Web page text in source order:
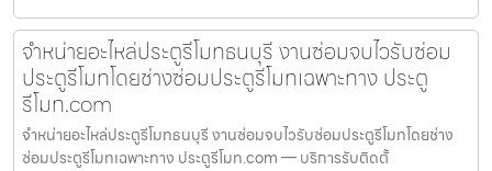
จำหน่ายอะไหล่ประตูรีโมทธนบุรี งานซ่อมจบไวรับซ่อม
ประตูรีโมทโดยช่างซ่อมประตูรีโมทเฉพาะทาง ประตู
รีโมท.com
จำหน่ายอะไหล่ประตูรีโมทธนบุรี งานซ่อมจบไวรับซ่อมประตูรีโมทโดยช่าง
ซ่อมประตูรีโมทเฉพาะทาง ประตูรีโมท.com — บริการรับติดตั้